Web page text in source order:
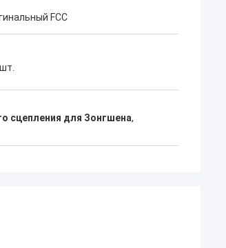
ваши продукты, очень хорошее
японское высшее качество
FCC
сцепления для Зонгшена,